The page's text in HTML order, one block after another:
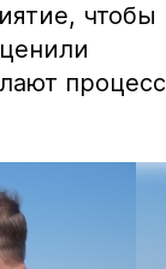
чтобы
процесс